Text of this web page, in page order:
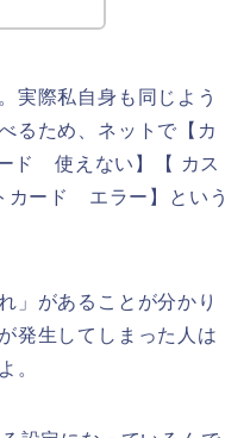
実際私自身も同じよう
るため、ネットで【カ
ド 使えない】【 カス
カード エラー】という
」があることが分かり
発生してしまった人は
。